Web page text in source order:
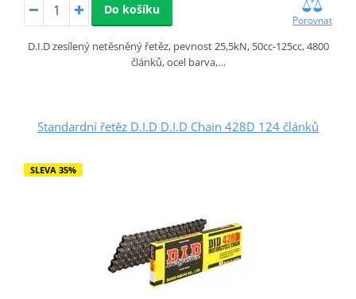
Do košíku
Porovnat
D.I.D zesílený netěsněný řetěz, pevnost 25,5kN, 50cc-125cc, 4800
článků, ocel barva,…
Standardní řetěz D.I.D D.I.D Chain 428D 124 článků
SLEVA 35%